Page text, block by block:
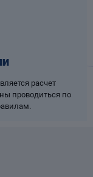
расчет
проводиться по